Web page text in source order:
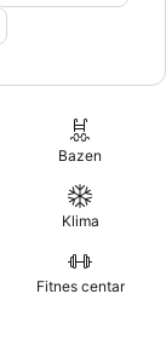
Bazen
Klima
Fitnes centar